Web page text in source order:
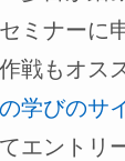
ミナーに
戦もオス
学びのサ
エントリ